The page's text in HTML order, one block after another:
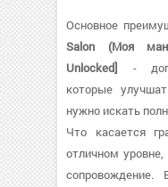
Основное
Salon (Моя
Unlocked] -
которые
нужно искать
Что касается
отличном